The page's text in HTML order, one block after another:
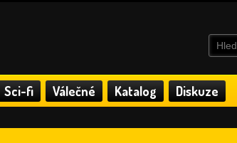
Sci-fi Válečné Katalog Diskuze